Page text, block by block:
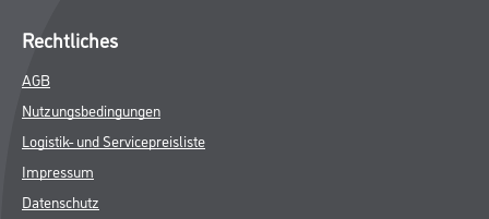
Rechtliches
AGB
Nutzungsbedingungen
Logistik- und Servicepreisliste
Impressum
Datenschutz